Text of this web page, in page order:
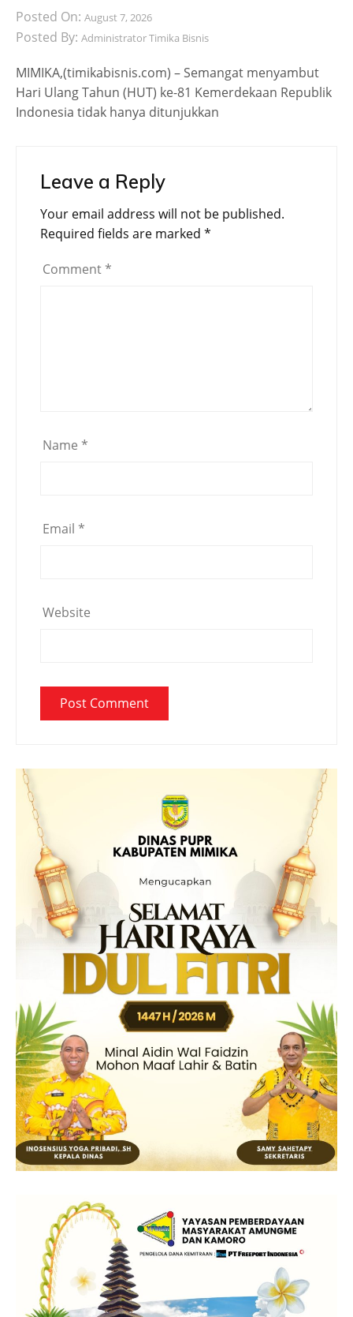
Posted On: August 7, 2026
Posted By: Administrator Timika Bisnis
MIMIKA,(timikabisnis.com) – Semangat menyambut
Hari Ulang Tahun (HUT) ke-81 Kemerdekaan Republik
Indonesia tidak hanya ditunjukkan
Leave a Reply
Your email address will not be published.
Required fields are marked *
Comment *
Name *
Email *
Website